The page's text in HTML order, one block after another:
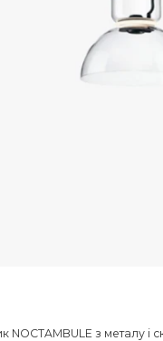
NOCTAMBULE з металу і